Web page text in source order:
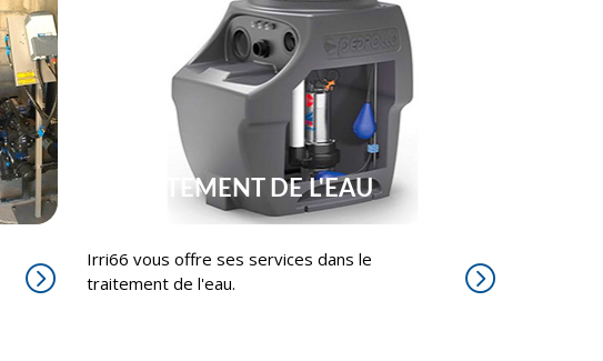
TRAITEMENT DE L'EAU
Irri66 vous offre ses services dans le
traitement de l'eau.